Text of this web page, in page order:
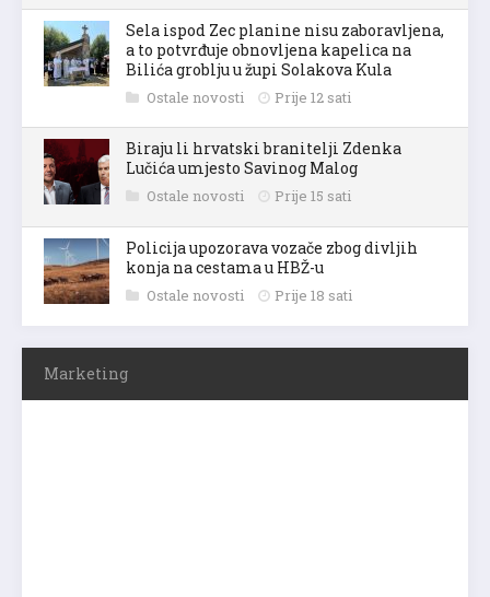
Sela ispod Zec planine nisu zaboravljena,
a to potvrđuje obnovljena kapelica na
Bilića groblju u župi Solakova Kula
Ostale novosti Prije 12 sati
Biraju li hrvatski branitelji Zdenka
Lučića umjesto Savinog Malog
Ostale novosti Prije 15 sati
Policija upozorava vozače zbog divljih
konja na cestama u HBŽ-u
Ostale novosti Prije 18 sati
Marketing